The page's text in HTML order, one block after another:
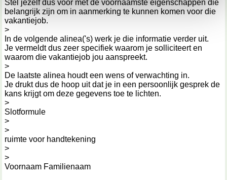
kunnen ontvangen en verwerken.
Stel jezelf dus voor met de voornaamste eigenschappen die
belangrijk zijn om in aanmerking te kunnen komen voor die
vakantiejob.
>
In de volgende alinea('s) werk je die informatie verder uit.
Je vermeldt dus zeer specifiek waarom je solliciteert en
waarom die vakantiejob jou aanspreekt.
>
De laatste alinea houdt een wens of verwachting in.
Je drukt dus de hoop uit dat je in een persoonlijk gesprek de
kans krijgt om deze gegevens toe te lichten.
>
Slotformule
>
>
ruimte voor handtekening
>
>
Voornaam Familienaam